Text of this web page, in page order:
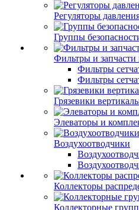
Регуляторы
Группы
Фильтры и запчасти
Фильтры
Фильтры
Грязевики
Элеваторы и
Воздухоотводчики
Коллекторы
Коллекторные